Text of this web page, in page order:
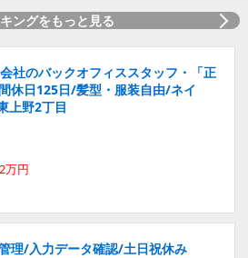
ングをもっと見る
社のバックオフィススタッフ・「正
休日125日/髪型・服装自由/ネイ
上野2丁目
万円
理/入力データ確認/土日祝休み